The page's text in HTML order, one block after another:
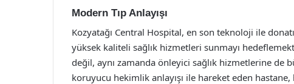
Modern Tıp Anlayışı
Kozyatağı Central Hospital, en son teknoloji ile
yüksek kaliteli sağlık hizmetleri sunmayı
değil, aynı zamanda önleyici sağlık hizmetlerine de
koruyucu hekimlik anlayışı ile hareket eden